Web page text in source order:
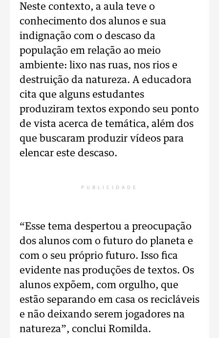
Neste contexto, a aula teve o
conhecimento dos alunos e sua
indignação com o descaso da
população em relação ao meio
ambiente: lixo nas ruas, nos rios e
destruição da natureza. A educadora
cita que alguns estudantes
produziram textos expondo seu ponto
de vista acerca de temática, além dos
que buscaram produzir vídeos para
elencar este descaso.
PUBLICIDADE
“Esse tema despertou a preocupação
dos alunos com o futuro do planeta e
com o seu próprio futuro. Isso fica
evidente nas produções de textos. Os
alunos expõem, com orgulho, que
estão separando em casa os recicláveis
e não deixando serem jogadores na
natureza”, conclui Romilda.